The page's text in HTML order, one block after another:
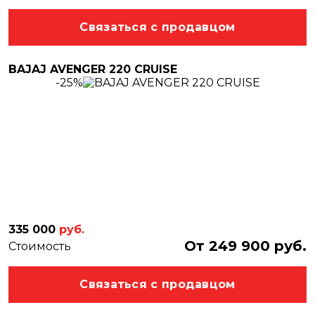
Связаться с продавцом
BAJAJ AVENGER 220 CRUISE
-25%
335 000 руб.
Стоимость
От 249 900 руб.
Связаться с продавцом